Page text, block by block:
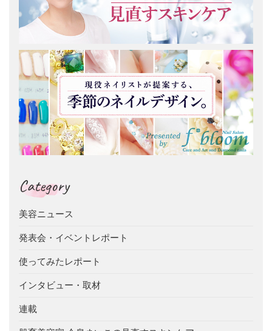
Category
美容ニュース
発表会・イベントレポート
使ってみたレポート
インタビュー・取材
連載